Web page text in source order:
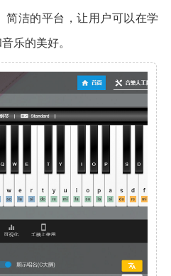
简洁的平台，让用户可以在学
乐的美好。